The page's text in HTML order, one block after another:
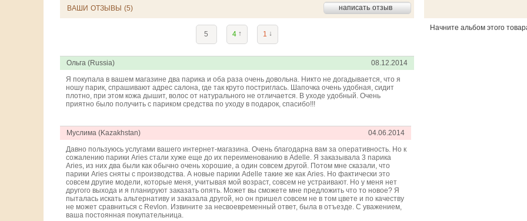
ВАШИ ОТЗЫВЫ (5) написать отзыв
5 4↑ 1 ↓
Ольга (Russia)
08.12.2014
Я покупала в вашем магазине два парика и оба раза очень довольна. Никто не догадывается, что я
ношу парик, спрашивают адрес салона, где так круто постриглась. Шапочка очень удобная, сидит
плотно, при этом кожа дышит, волос от натурального не отличается. В уходе удобный. Очень
приятно было получить с париком средства по уходу в подарок, спасибо!!!
Муслима (Kazakhstan)
04.06.2014
Давно пользуюсь услугами вашего интернет-магазина. Очень благодарна вам за оперативность. Но к
сожалению парики Aries стали хуже еще до их переименованию в Adelle. Я заказывала 3 парика
Aries, из них два были как обычно очень хорошие, а один совсем другой. Потом мне сказали, что
парики Aries сняты с производства. А новые парики Adelle такие же как Aries. Но фактически это
совсем другие модели, которые меня, учитывая мой возраст, совсем не устраивают. Но у меня нет
другого выхода и я планируют заказать опять. Может вы сможете мне предложить что то новое? Я
пыталась искать альтернативу и заказала другой, но он пришел совсем не в том цвете и по качеству
не может сравниться с Revlon. Извините за несвоевременный ответ, была в отъезде. С уважением,
ваша постоянная покупательница.
Начните альбом этого